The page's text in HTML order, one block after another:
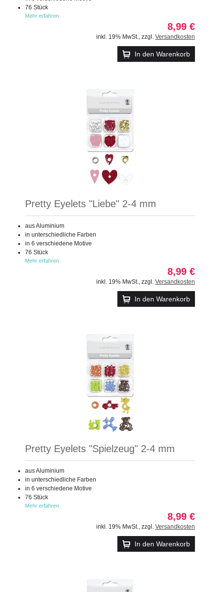
76 Stück
Mehr erfahren
8,99 €
inkl. 19% MwSt. zzgl. Versandkosten
In den Warenkorb
Pretty Eyelets "Liebe" 2-4 mm
aus Aluminium
in unterschiedliche Farben
in 6 verschiedene Motive
76 Stück
Mehr erfahren
8,99 €
inkl. 19% MwSt. zzgl. Versandkosten
In den Warenkorb
Pretty Eyelets "Spielzeug" 2-4 mm
aus Aluminium
in unterschiedliche Farben
in 6 verschiedene Motive
76 Stück
Mehr erfahren
8,99 €
inkl. 19% MwSt. zzgl. Versandkosten
In den Warenkorb